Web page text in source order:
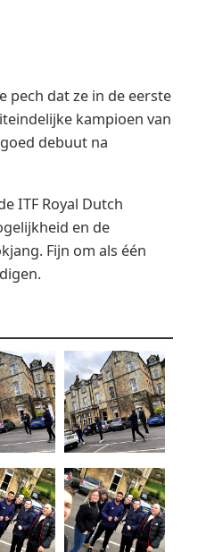
pech dat ze in de eerste
kampioen van
debuut na
ITF Royal Dutch
en de
Fijn om als één